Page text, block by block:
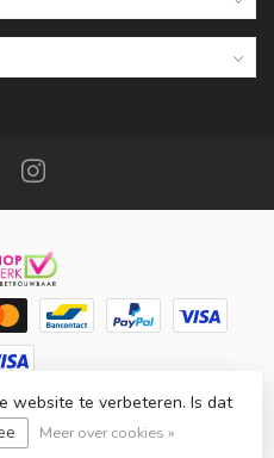
- Powered byLightspeed -
by Dyvelopment
website te verbeteren. Is dat
Meer over cookies »